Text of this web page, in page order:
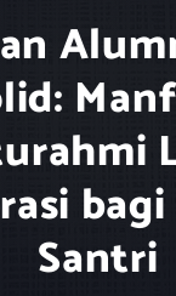
Santri